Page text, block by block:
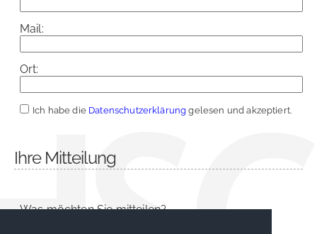
Mail:
Ort:
Ich habe die Datenschutzerklärung gelesen und akzeptiert.
Ihre Mitteilung
Was möchten Sie mitteilen?